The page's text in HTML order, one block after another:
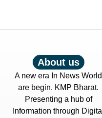
About us
A new era In News World
are begin. KMP Bharat.
Presenting a hub of
Information through Digital